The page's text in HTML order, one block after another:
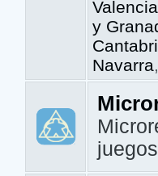
Valencia
y
Navarra